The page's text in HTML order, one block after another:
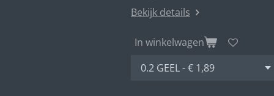
Bekijk details
In winkelwagen